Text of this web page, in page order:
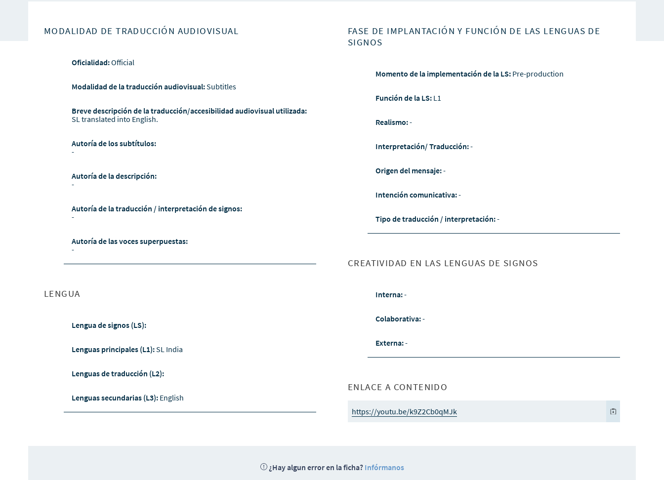
MODALIDAD DE TRADUCCIÓN AUDIOVISUAL
Oficialidad:Official
Modalidad de la traducción audiovisual:Subtitles
Breve descripción de la traducción/accesibilidad audiovisual utilizada:
SL translated into English.
Autoría de los subtítulos:
-
Autoría de la descripción:
-
Autoría de la traducción / interpretación de signos:
-
Autoría de las voces superpuestas:
-
LENGUA
Lengua de signos (LS):
Lenguas principales (L1):SL India
Lenguas de traducción (L2):
Lenguas secundarias (L3): English
FASE DE IMPLANTACIÓN Y FUNCIÓN DE LAS LENGUAS DE
SIGNOS
Momento de la implementación de la LS: Pre-production
Función de la LS: L1
Realismo:-
Interpretación/ Traducción:-
Origen del mensaje:-
Intención comunicativa:-
Tipo de traducción / interpretación:-
CREATIVIDAD EN LAS LENGUAS DE SIGNOS
Interna:-
Colaborativa:-
Externa:-
ENLACE A CONTENIDO
https://youtu.be/k9Z2Cb0qMJk
¿Hay algun error en la ficha? Infórmanos